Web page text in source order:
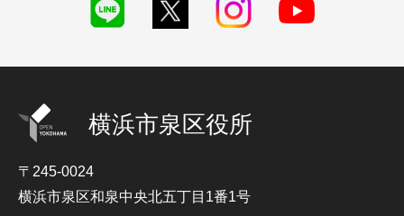
横浜市泉区役所
〒245-0024
横浜市泉区和泉中央北五丁目1番1号